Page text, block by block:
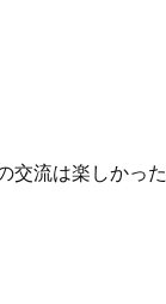
交流は楽しかっ